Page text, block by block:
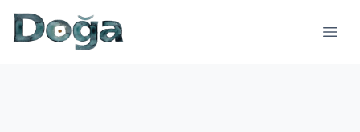
Skip to content